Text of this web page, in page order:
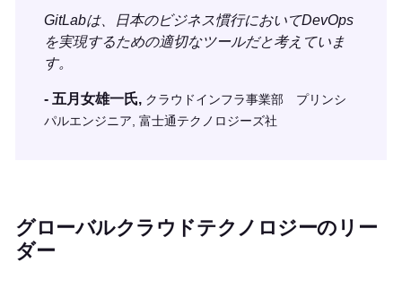
GitLabは、日本のビジネス慣行においてDevOps
を実現するための適切なツールだと考えていま
す。
- 五月女雄一氏, クラウドインフラ事業部 プリンシ
パルエンジニア, 富士通テクノロジーズ社
グローバルクラウドテクノロジーのリー
ダー